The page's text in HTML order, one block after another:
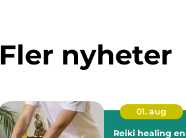
Fler nyheter
01. aug
Reiki healing en